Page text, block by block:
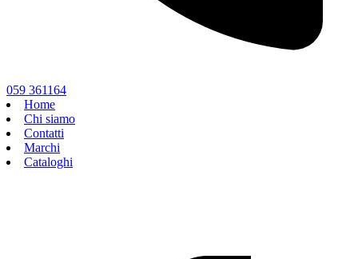
059 361164
Home
Chi siamo
Contatti
Marchi
Cataloghi